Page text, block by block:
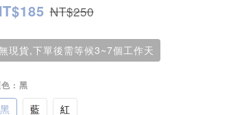
NT$250
現貨,下單後需等候3~7個工作天
: 黑
黑 藍 紅